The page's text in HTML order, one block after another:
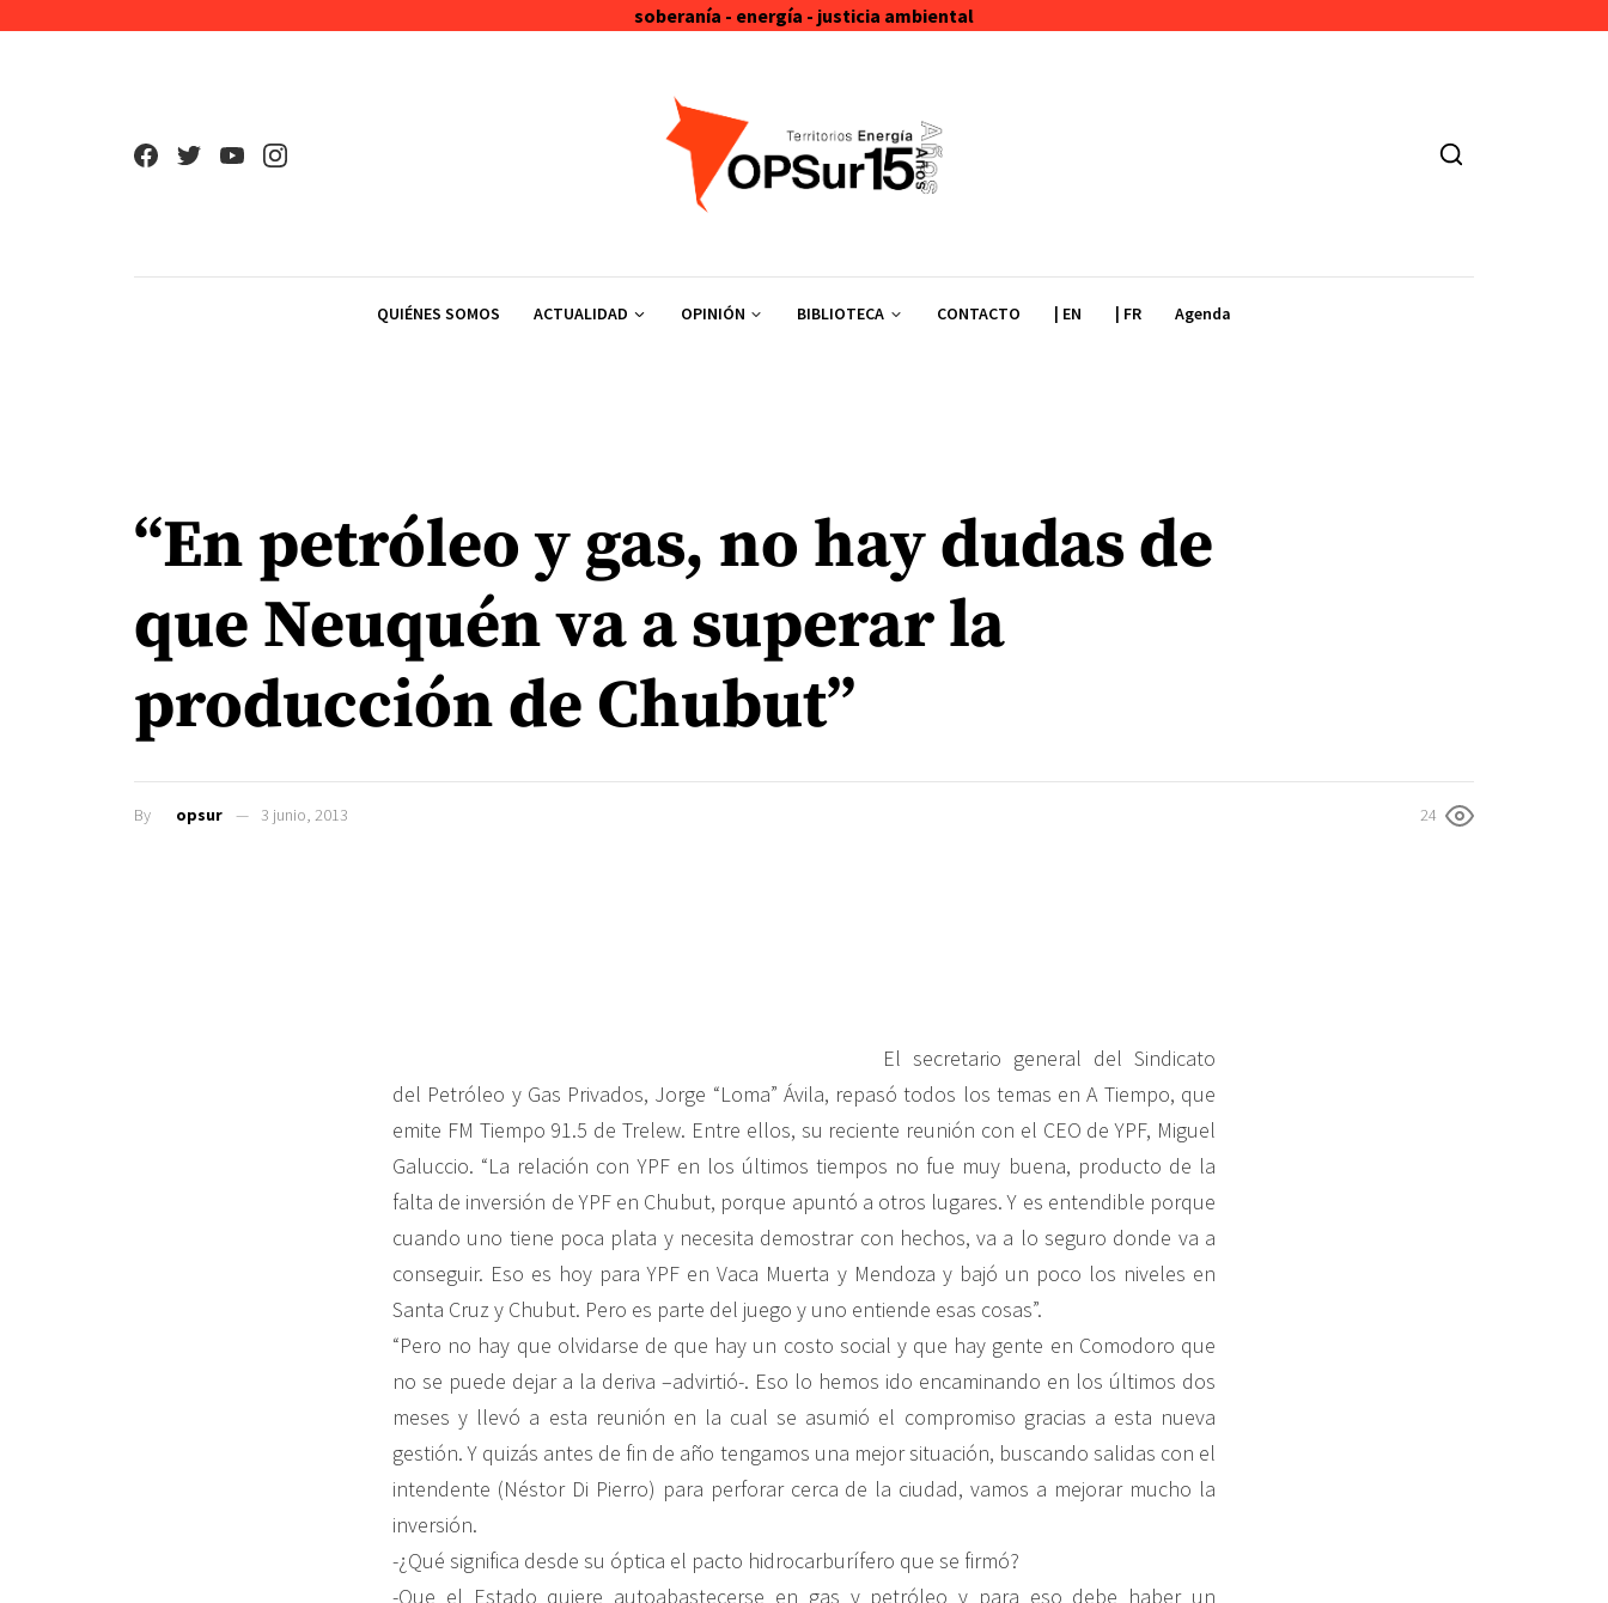
soberanía - energía - justicia ambiental
QUIÉNES SOMOS ACTUALIDAD OPINIÓN BIBLIOTECA CONTACTO | EN | FR Agenda
“En petróleo y gas, no hay dudas de
que Neuquén va a superar la
producción de Chubut”
By opsur 3 junio, 2013 24
El secretario general del Sindicato
del Petróleo y Gas Privados, Jorge “Loma” Ávila, repasó todos los temas en A Tiempo, que
emite FM Tiempo 91.5 de Trelew. Entre ellos, su reciente reunión con el CEO de YPF, Miguel
Galuccio. “La relación con YPF en los últimos tiempos no fue muy buena, producto de la
falta de inversión de YPF en Chubut, porque apuntó a otros lugares. Y es entendible porque
cuando uno tiene poca plata y necesita demostrar con hechos, va a lo seguro donde va a
conseguir. Eso es hoy para YPF en Vaca Muerta y Mendoza y bajó un poco los niveles en
Santa Cruz y Chubut. Pero es parte del juego y uno entiende esas cosas”.
“Pero no hay que olvidarse de que hay un costo social y que hay gente en Comodoro que
no se puede dejar a la deriva –advirtió-. Eso lo hemos ido encaminando en los últimos dos
meses y llevó a esta reunión en la cual se asumió el compromiso gracias a esta nueva
gestión. Y quizás antes de fin de año tengamos una mejor situación, buscando salidas con el
intendente (Néstor Di Pierro) para perforar cerca de la ciudad, vamos a mejorar mucho la
inversión.
-¿Qué significa desde su óptica el pacto hidrocarburífero que se firmó?
-Que el Estado quiere autoabastecerse en gas y petróleo y para eso debe haber un